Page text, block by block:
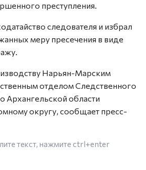
преступления.
следователя и избрал
меру пресечения в виде
Нарьян-Марским
отделом Следственного
Архангельской области
округу, сообщает пресс-
текст, нажмите ctrl+enter